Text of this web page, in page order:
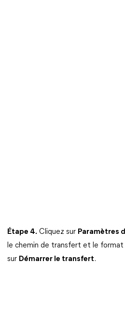
Étape 4. Cliquez sur Paramètres
le chemin de transfert et le format
sur Démarrer le transfert.